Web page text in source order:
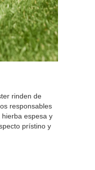
rinden de
responsables
espesa y
prístino y